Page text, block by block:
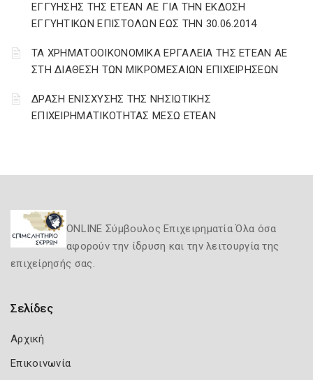
ΕΓΓΥΗΣΗΣ ΤΗΣ ΕΤΕΑΝ ΑΕ ΓΙΑ ΤΗΝ ΕΚΔΟΣΗ
ΕΓΓΥΗΤΙΚΩΝ ΕΠΙΣΤΟΛΩΝ ΕΩΣ ΤΗΝ 30.06.2014
ΤΑ ΧΡΗΜΑΤΟΟΙΚΟΝΟΜΙΚΑ ΕΡΓΑΛΕΙΑ ΤΗΣ ΕΤΕΑΝ ΑΕ
ΣΤΗ ΔΙΑΘΕΣΗ ΤΩΝ ΜΙΚΡΟΜΕΣΑΙΩΝ ΕΠΙΧΕΙΡΗΣΕΩΝ
ΔΡΑΣΗ ΕΝΙΣΧΥΣΗΣ ΤΗΣ ΝΗΣΙΩΤΙΚΗΣ
ΕΠΙΧΕΙΡΗΜΑΤΙΚΟΤΗΤΑΣ ΜΕΣΩ ΕΤΕΑΝ
ONLINE Σύμβουλος Επιχειρηματία Όλα όσα
αφορούν την ίδρυση και την λειτουργία της
επιχείρησής σας.
Σελίδες
Αρχική
Επικοινωνία